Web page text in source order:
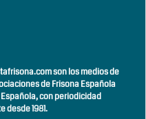
son los medios de
de Frisona Española
conperiodicidad
1981.